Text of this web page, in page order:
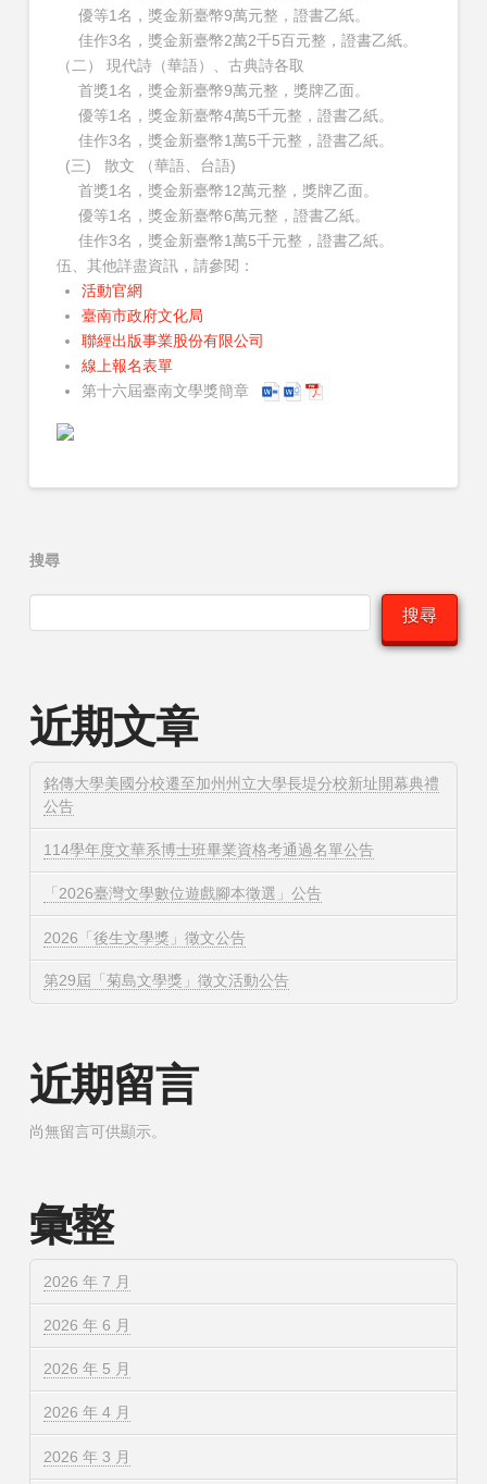
優等1名，獎金新臺幣9萬元整，證書乙紙。
佳作3名，獎金新臺幣2萬2千5百元整，證書乙紙。
（二） 現代詩（華語）、古典詩各取
首獎1名，獎金新臺幣9萬元整，獎牌乙面。
優等1名，獎金新臺幣4萬5千元整，證書乙紙。
佳作3名，獎金新臺幣1萬5千元整，證書乙紙。
(三) 散文 （華語、台語)
首獎1名，獎金新臺幣12萬元整，獎牌乙面。
優等1名，獎金新臺幣6萬元整，證書乙紙。
佳作3名，獎金新臺幣1萬5千元整，證書乙紙。
伍、其他詳盡資訊，請參閱：
活動官網
臺南市政府文化局
聯經出版事業股份有限公司
線上報名表單
第十六屆臺南文學獎簡章
搜尋
搜尋
近期文章
銘傳大學美國分校遷至加州州立大學長堤分校新址開幕典禮
公告
114學年度文華系博士班畢業資格考通過名單公告
「2026臺灣文學數位遊戲腳本徵選」公告
2026「後生文學獎」徵文公告
第29屆「菊島文學獎」徵文活動公告
近期留言
尚無留言可供顯示。
彙整
2026 年 7 月
2026 年 6 月
2026 年 5 月
2026 年 4 月
2026 年 3 月